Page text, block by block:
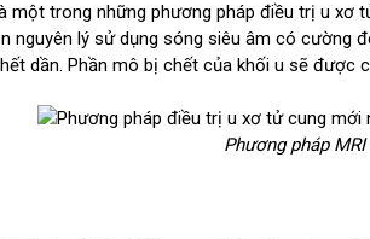
một trong những phương pháp điều trị u xơ
nguyên lý sử dụng sóng siêu âm có cường
dần. Phần mô bị chết của khối u sẽ được
Phương pháp